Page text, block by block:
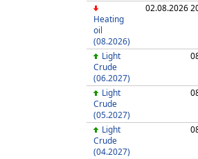
Heating
oil
(08.2026)
02.08.2026
Light
Crude
(06.2027)
Light
Crude
(05.2027)
Light
Crude
(04.2027)